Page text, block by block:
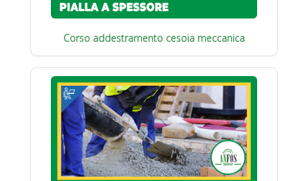
Corso addestramento cesoia meccanica